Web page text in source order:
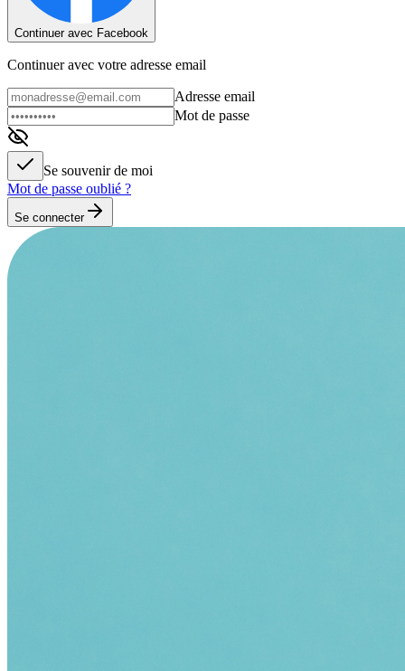
Continuer avec Facebook
Continuer avec votre adresse email
Adresse email
Mot de passe
Se souvenir de moi
Mot de passe oublié ?
Se connecter